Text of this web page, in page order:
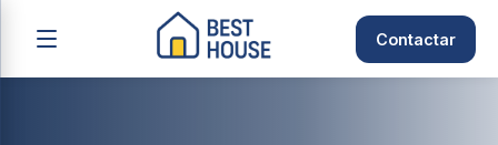
Contactar